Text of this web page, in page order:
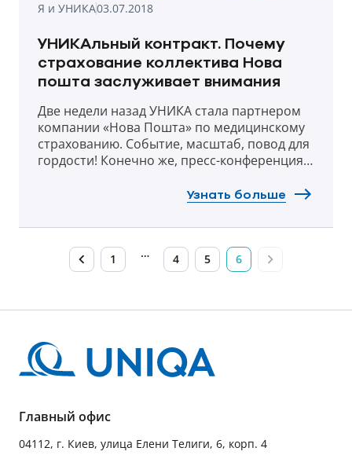
Я и УНИКА03.07.2018
УНИКАльный контракт. Почему
страхование коллектива Нова
пошта заслуживает внимания
Две недели назад УНИКА стала партнером
компании «Нова Пошта» по медицинскому
страхованию. Событие, масштаб, повод для
гордости! Конечно же, пресс-конференция.
об этом, как о первой значительной победе
медицинском страховании. Нашлись и те,
кто считает такой проект заурядным,
нестоящим внимания: ведь медицинскому
страхованию в Украине уже 20 лет,
давно, и вообще...
Узнать больше
1 … 4 5 6
Главный офис
04112, г. Киев, улица Елени Телиги, 6, корп. 4